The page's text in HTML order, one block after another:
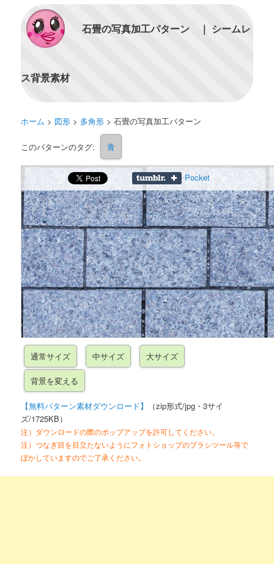
石畳の写真加工パターン ｜ シームレ
ス背景素材
ホーム > 図形 > 多角形 >石畳の写真加工パターン
このパターンのタグ: 青
Pocket
【無料パターン素材ダウンロード】
（zip形式/jpg・3サイ
ズ/1725KB）
注）ダウンロードの際のポップアップを許可してください。
注）つなぎ目を目立たないようにフォトショップのブラシツール等で
ぼかしていますのでご了承ください。